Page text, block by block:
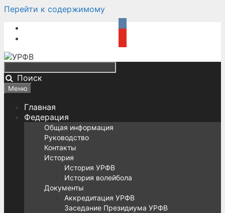
Перейти к содержимому
Поиск
Меню
Главная
Федерация
Общая информация
Руководство
Контакты
История
История УРФВ
История волейбола
Документы
Аккредитация УРФВ
Заседание Президиума УРФВ